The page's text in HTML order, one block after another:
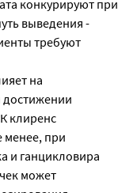
конкурируют при
выведения -
требуют
на
клиренс
менее, при
и ганцикловира
может